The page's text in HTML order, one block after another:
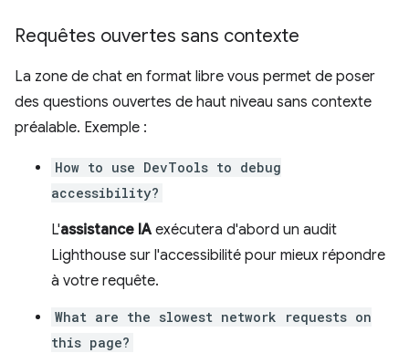
Requêtes ouvertes sans contexte
La zone de chat en format libre vous permet de poser
des questions ouvertes de haut niveau sans contexte
préalable. Exemple :
How to use DevTools to debug
accessibility?
L'assistance IA exécutera d'abord un audit
Lighthouse sur l'accessibilité pour mieux répondre
à votre requête.
What are the slowest network requests on
this page?